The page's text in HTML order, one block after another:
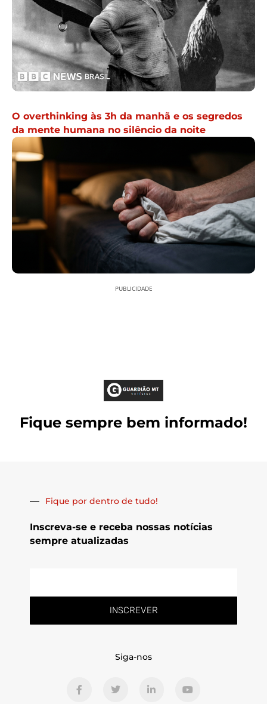
O overthinking às 3h da manhã e os segredos
da mente humana no silêncio da noite
PUBLICIDADE
Fique sempre bem informado!
Fique por dentro de tudo!
Inscreva-se e receba nossas notícias
sempre atualizadas
INSCREVER
Siga-nos
a
w
i
o